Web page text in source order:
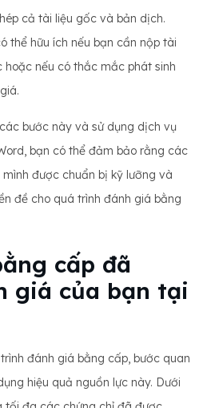
cả tài liệu gốc và bản dịch.
thể hữu ích nếu bạn cần nộp tài
hoặc nếu có thắc mắc phát sinh
bước này và sử dụng dịch vụ
bạn có thể đảm bảo rằng các
được chuẩn bị kỹ lưỡng và
đề cho quá trình đánh giá bằng
cấp đã
giá của bạn tại
đánh giá bằng cấp, bước quan
hiệu quả nguồn lực này. Dưới